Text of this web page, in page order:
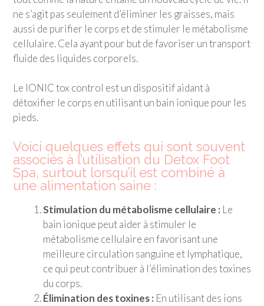
ne s’agit pas seulement d’éliminer les graisses, mais
aussi de purifier le corps et de stimuler le métabolisme
cellulaire. Cela ayant pour but de favoriser un transport
fluide des liquides corporels.
Le IONIC tox control est un dispositif aidant à
détoxifier le corps en utilisant un bain ionique pour les
pieds.
Voici quelques effets qui sont souvent
associés à l’utilisation du Detox Foot
Spa, surtout lorsqu’il est combiné à
une alimentation saine :
Stimulation du métabolisme cellulaire : Le
bain ionique peut aider à stimuler le
métabolisme cellulaire en favorisant une
meilleure circulation sanguine et lymphatique,
ce qui peut contribuer à l’élimination des toxines
du corps.
Élimination des toxines : En utilisant des ions